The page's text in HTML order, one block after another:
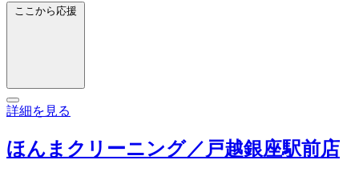
ここから応援
詳細を見る
ほんまクリーニング／戸越銀座駅前店